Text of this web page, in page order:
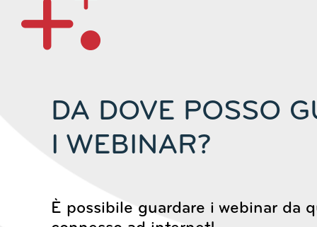
DA DOVE POSSO
I WEBINAR?
È possibile guardare i webinar da